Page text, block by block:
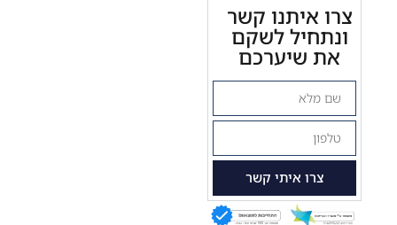
צרו איתנו קשר
ונתחיל לשקם
את שיערכם
צרו איתי קשר